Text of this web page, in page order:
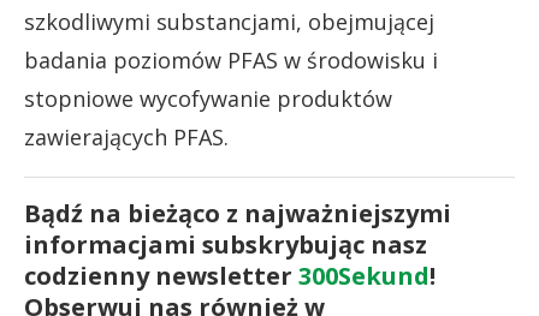
szkodliwymi substancjami, obejmującej
badania poziomów PFAS w środowisku i
stopniowe wycofywanie produktów
zawierających PFAS.
Bądź na bieżąco z najważniejszymi
informacjami subskrybując nasz
codzienny newsletter 300Sekund!
Obserwuj nas również w